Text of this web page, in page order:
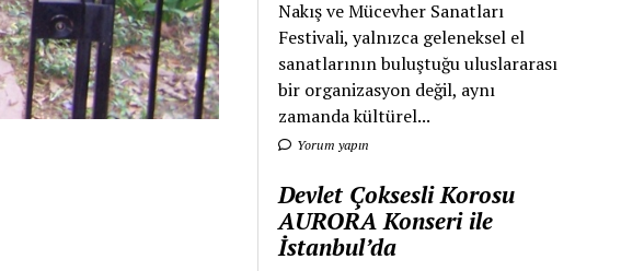
Nakış ve Mücevher Sanatları
Festivali, yalnızca geleneksel el
sanatlarının buluştuğu uluslararası
bir organizasyon değil, aynı
zamanda kültürel...
Yorum yapın
Devlet Çoksesli Korosu
AURORA Konseri ile
İstanbul’da